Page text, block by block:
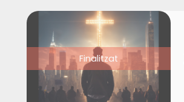
Finalitzat